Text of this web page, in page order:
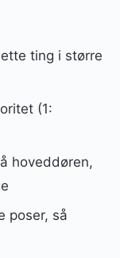
ting i større
(1:
hoveddøren,
poser, så